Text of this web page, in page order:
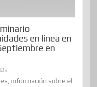
en línea en
en
información sobre el